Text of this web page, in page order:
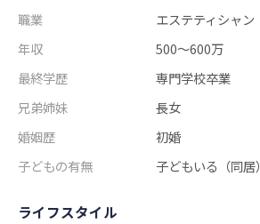
職業
エステティシャン
年収
500～600万
最終学歴
専門学校卒業
兄弟姉妹
長女
婚姻歴
初婚
子どもの有無
子どもいる（同居）
ライフスタイル